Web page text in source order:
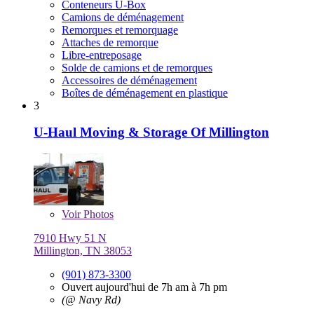
Conteneurs U-Box
Camions de déménagement
Remorques et remorquage
Attaches de remorque
Libre-entreposage
Solde de camions et de remorques
Accessoires de déménagement
Boîtes de déménagement en plastique
3
U-Haul Moving & Storage Of Millington
VoirPhotos
7910 Hwy 51 N
Millington, TN 38053
(901) 873-3300
Ouvert aujourd'hui de 7h am à 7h pm
(@ Navy Rd)